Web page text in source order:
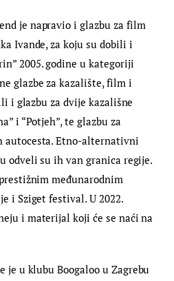
je napravio i glazbu za film
Ivande, za koju su dobili i
2005. godine u kategoriji
glazbe za kazalište, film i
i glazbu za dvije kazališne
i “Potjeh”, te glazbu za
Etno-alternativni
odveli su ih van granica regije.
međunarodnim
i Sziget festival. U 2022.
i materijal koji će se naći na
u klubu Boogaloo u Zagrebu